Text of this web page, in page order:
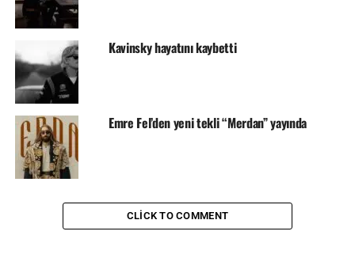
Kavinsky hayatını kaybetti
Emre Fel’den yeni tekli “Merdan” yayında
CLICK TO COMMENT